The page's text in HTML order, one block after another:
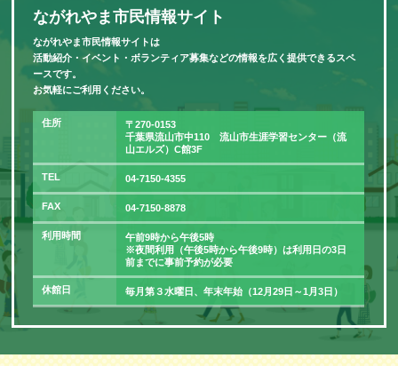
ながれやま市民情報サイト
ながれやま市民情報サイトは
活動紹介・イベント・ボランティア募集などの情報を広く提供できるスペ
ースです。
お気軽にご利用ください。
住所
〒270-0153
千葉県流山市中110 流山市生涯学習センター（流
山エルズ）C館3F
TEL 04-7150-4355
FAX 04-7150-8878
利用時間
午前9時から午後5時
※夜間利用（午後5時から午後9時）は利用日の3日
前までに事前予約が必要
休館日 毎月第３水曜日、年末年始（12月29日～1月3日）